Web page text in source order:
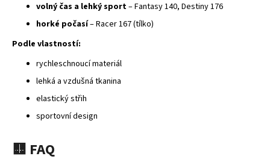
volný čas a lehký sport– Fantasy 140, Destiny 176
horké počasí– Racer 167 (tílko)
Podle vlastností:
rychleschnoucí materiál
lehká a vzdušná tkanina
elastický střih
sportovní design
🟨 FAQ
ŠÁTEK
NANUK
Kč